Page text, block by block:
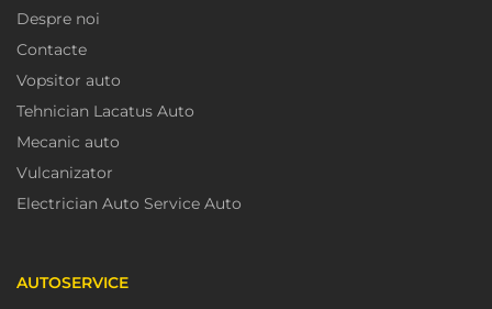
Despre noi
Contacte
Vopsitor auto
Tehnician Lacatus Auto
Mecanic auto
Vulcanizator
Electrician Auto Service Auto
AUTOSERVICE